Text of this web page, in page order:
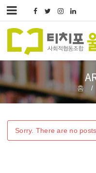
홈 /
Sorry. There are no